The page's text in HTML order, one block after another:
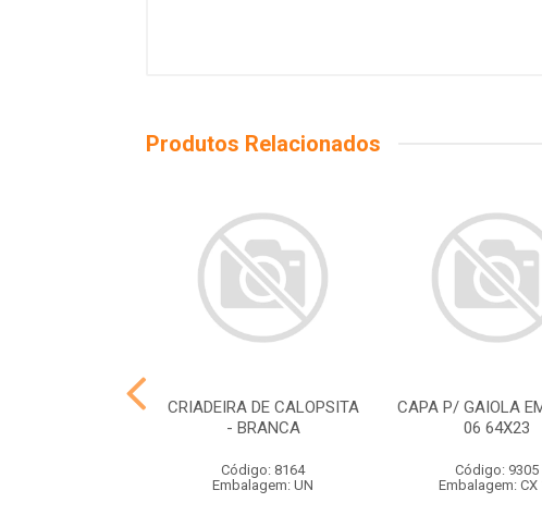
Produtos Relacionados
CRIADEIRA DE CALOPSITA
- BRANCA
Código: 8164
Embalagem: UN
CAPA P/ GAIOLA
06 64X23
Código: 9305
Embalagem: CX